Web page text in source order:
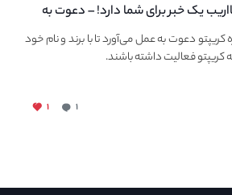
یک خبر برای شما دارد! – دعوت به
کریپتو دعوت به عمل می‌آورد تا با برند و نام خود
کریپتو فعالیت داشته باشند.
۱ ۱